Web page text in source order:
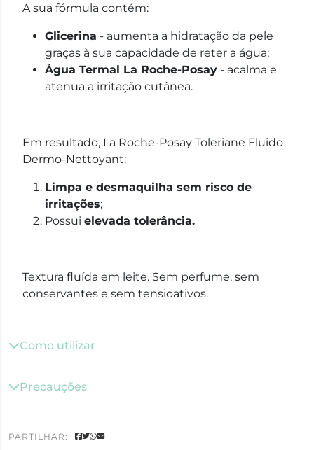
A sua fórmula contém:
Glicerina - aumenta a hidratação da pele
graças à sua capacidade de reter a água;
Água Termal La Roche-Posay - acalma e
atenua a irritação cutânea.
Em resultado, La Roche-Posay Toleriane Fluido
Dermo-Nettoyant:
Limpa e desmaquilha sem risco de
irritações;
Possui elevada tolerância.
Textura fluída em leite. Sem perfume, sem
conservantes e sem tensioativos.
Como utilizar
Precauções
PARTILHAR: